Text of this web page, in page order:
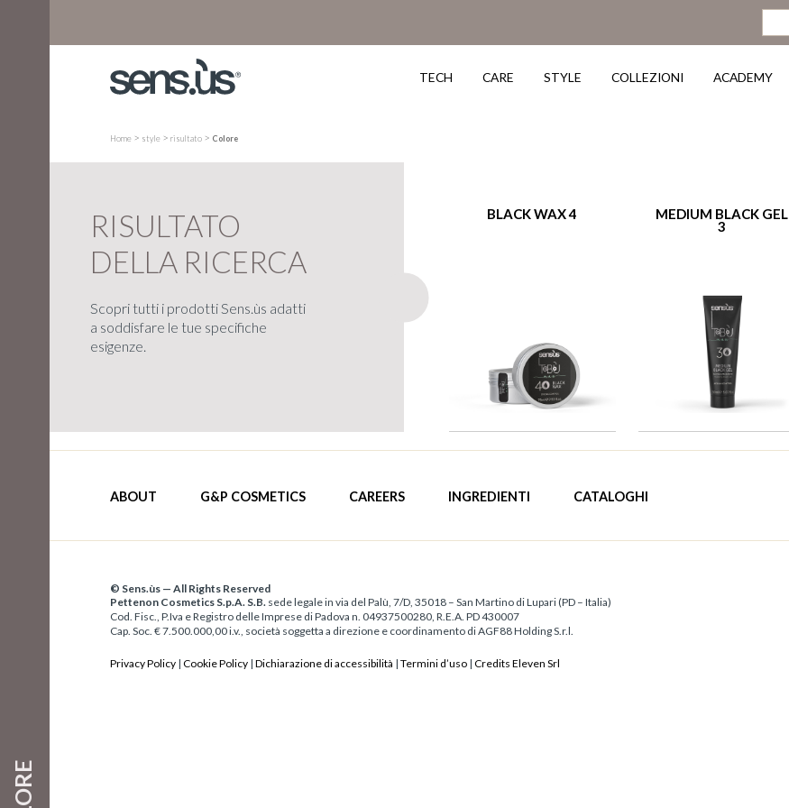
TECH CARE STYLE COLLEZIONI ACADEMY
Home > style > risultato > Colore
RISULTATO
DELLA RICERCA
Scopri tutti i prodotti Sens.ùs adatti
a soddisfare le tue specifiche
esigenze.
BLACK WAX 4 MEDIUM BLACK GEL
3
ABOUT G&P COSMETICS CAREERS INGREDIENTI CATALOGHI
© Sens.ùs — All Rights Reserved
Pettenon Cosmetics S.p.A. S.B. sede legale in via del Palù, 7/D, 35018 – San Martino di Lupari (PD – Italia)
Cod. Fisc., P.Iva e Registro delle Imprese di Padova n. 04937500280, R.E.A. PD 430007
Cap. Soc. € 7.500.000,00 i.v., società soggetta a direzione e coordinamento di AGF88 Holding S.r.l.
Privacy Policy | Cookie Policy | Dichiarazione di accessibilità | Termini d’uso | Credits Eleven Srl